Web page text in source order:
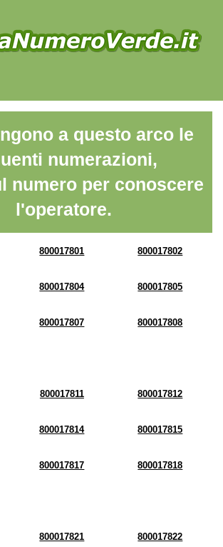
a questo arco le
numerazioni,
numero per conoscere
l'operatore.
800017801 800017802
800017804 800017805
800017807 800017808
800017811 800017812
800017814 800017815
800017817 800017818
800017821 800017822